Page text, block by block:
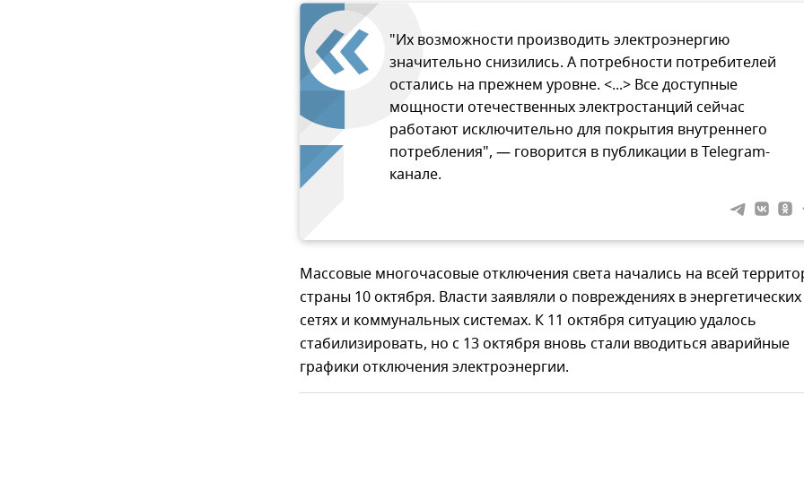
"Их возможности производить электроэнергию
значительно снизились. А потребности потребителей
остались на прежнем уровне. <...> Все доступные
мощности отечественных электростанций сейчас
работают исключительно для покрытия внутреннего
потребления", — говорится в публикации в Telegram-
канале.
Массовые многочасовые отключения света начались на всей
страны 10 октября. Власти заявляли о повреждениях в энергетических
сетях и коммунальных системах. К 11 октября ситуацию удалось
стабилизировать, но с 13 октября вновь стали вводиться аварийные
графики отключения электроэнергии.